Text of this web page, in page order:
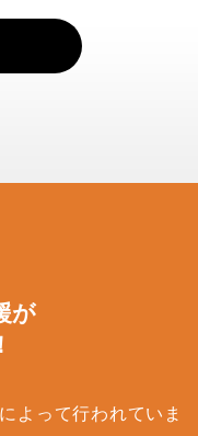
が
よって行われていま